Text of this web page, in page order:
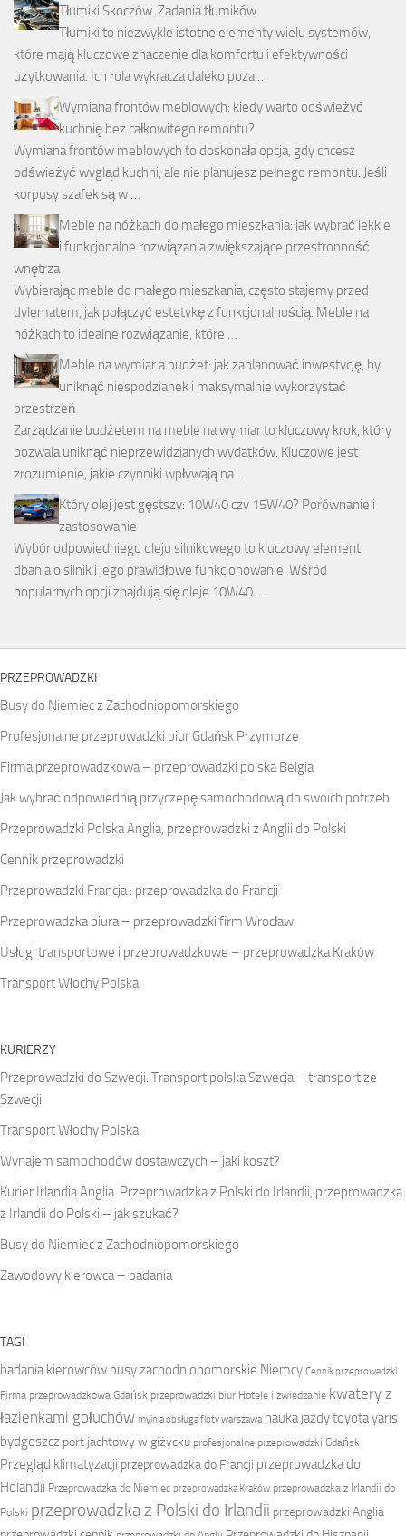
Tłumiki Skoczów. Zadania tłumików
Tłumiki to niezwykle istotne elementy wielu systemów,
które mają kluczowe znaczenie dla komfortu i efektywności
użytkowania. Ich rola wykracza daleko poza …
Wymiana frontów meblowych: kiedy warto odświeżyć
kuchnię bez całkowitego remontu?
Wymiana frontów meblowych to doskonała opcja, gdy chcesz
odświeżyć wygląd kuchni, ale nie planujesz pełnego remontu. Jeśli
korpusy szafek są w …
Meble na nóżkach do małego mieszkania: jak wybrać lekkie
i funkcjonalne rozwiązania zwiększające przestronność
wnętrza
Wybierając meble do małego mieszkania, często stajemy przed
dylematem, jak połączyć estetykę z funkcjonalnością. Meble na
nóżkach to idealne rozwiązanie, które …
Meble na wymiar a budżet: jak zaplanować inwestycję, by
uniknąć niespodzianek i maksymalnie wykorzystać
przestrzeń
Zarządzanie budżetem na meble na wymiar to kluczowy krok, który
pozwala uniknąć nieprzewidzianych wydatków. Kluczowe jest
zrozumienie, jakie czynniki wpływają na …
Który olej jest gęstszy: 10W40 czy 15W40? Porównanie i
zastosowanie
Wybór odpowiedniego oleju silnikowego to kluczowy element
dbania o silnik i jego prawidłowe funkcjonowanie. Wśród
popularnych opcji znajdują się oleje 10W40 …
PRZEPROWADZKI
Busy do Niemiec z Zachodniopomorskiego
Profesjonalne przeprowadzki biur Gdańsk Przymorze
Firma przeprowadzkowa – przeprowadzki polska Belgia
Jak wybrać odpowiednią przyczepę samochodową do swoich potrzeb
Przeprowadzki Polska Anglia, przeprowadzki z Anglii do Polski
Cennik przeprowadzki
Przeprowadzki Francja : przeprowadzka do Francji
Przeprowadzka biura – przeprowadzki firm Wrocław
Usługi transportowe i przeprowadzkowe – przeprowadzka Kraków
Transport Włochy Polska
KURIERZY
Przeprowadzki do Szwecji. Transport polska Szwecja – transport ze
Szwecji
Transport Włochy Polska
Wynajem samochodów dostawczych – jaki koszt?
Kurier Irlandia Anglia. Przeprowadzka z Polski do Irlandii, przeprowadzka
z Irlandii do Polski – jak szukać?
Busy do Niemiec z Zachodniopomorskiego
Zawodowy kierowca – badania
TAGI
badania kierowców busy zachodniopomorskie Niemcy Cennik przeprowadzki
Firma przeprowadzkowa Gdańsk przeprowadzki biur Hotele i zwiedzanie kwatery z
łazienkami gołuchów myjnia obsługa floty warszawa nauka jazdy toyota yaris
bydgoszcz port jachtowy w giżycku profesjonalne przeprowadzki Gdańsk
Przegląd klimatyzacji przeprowadzka do Francji przeprowadzka do
Holandii Przeprowadzka do Niemiec przeprowadzka Kraków przeprowadzka z Irlandii do
Polski przeprowadzka z Polski do Irlandii przeprowadzki Anglia